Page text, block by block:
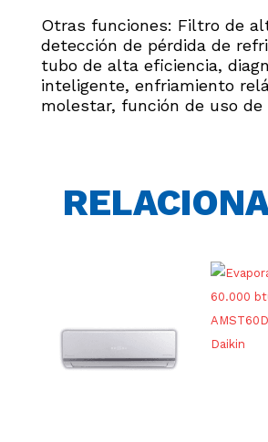
Otras funciones: Filtro de
detección de pérdida de
tubo de alta eficiencia,
inteligente, enfriamiento
molestar, función de uso de